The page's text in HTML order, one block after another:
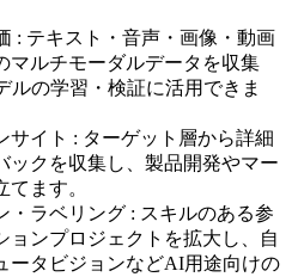
: テキスト・音声・画像・動画
マルチモーダルデータを収集
ルの学習・検証に活用できま
サイト : ターゲット層から詳細
ックを収集し、製品開発やマー
ます。
・ラベリング : スキルのある参
ョンプロジェクトを拡大し、自
ータビジョンなどAI用途向けの